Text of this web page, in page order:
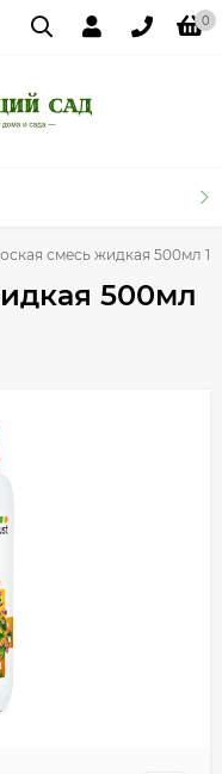
0
смесь жидкая 500мл 1%
500мл